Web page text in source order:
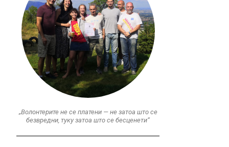
„Волонтерите не се платени — не затоа што се
безвредни, туку затоа што се бесценети“